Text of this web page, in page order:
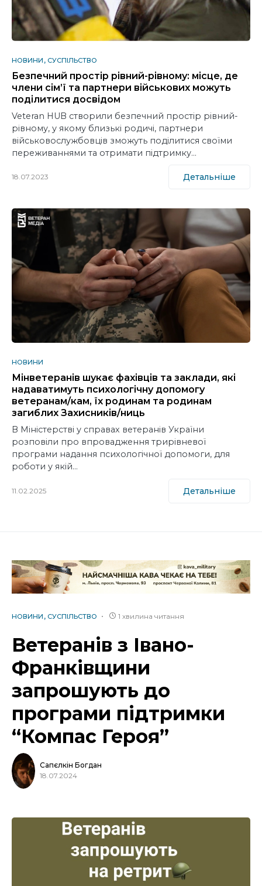
НОВИНИ СУСПІЛЬСТВО
Безпечний простір рівний-рівному: місце, де
члени сім’ї та партнери військових можуть
поділитися досвідом
Veteran HUB створили безпечний простір рівний-
рівному, у якому близькі родичі, партнери
військовослужбовців зможуть поділитися своїми
переживаннями та отримати підтримку…
18.07.2023 Детальніше
НОВИНИ
Мінветеранів шукає фахівців та заклади, які
надаватимуть психологічну допомогу
ветеранам/кам, їх родинам та родинам
загиблих Захисників/ниць
В Міністерстві у справах ветеранів України
розповіли про впровадження трирівневої
програми надання психологічної допомоги, для
роботи у якій…
11.02.2025 Детальніше
НОВИНИ СУСПІЛЬСТВО 1 хвилина читання
Ветеранів з Івано-
Франківщини
запрошують до
програми підтримки
“Компас Героя”
Сапєлкін Богдан
18.07.2024